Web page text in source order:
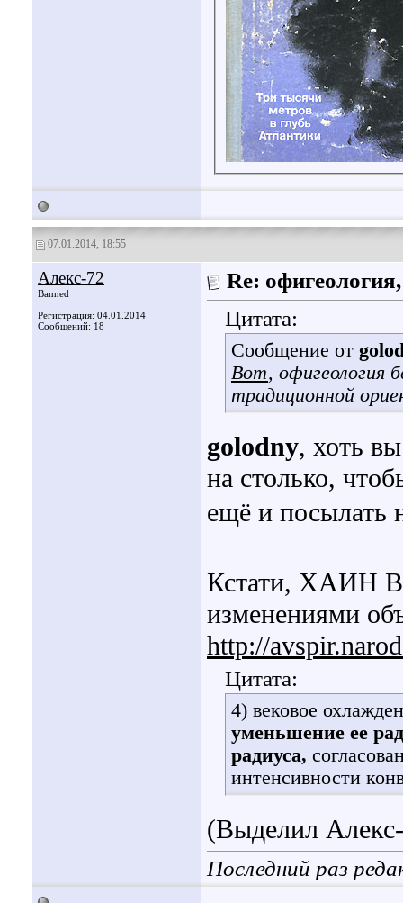
07.01.2014, 18:55
Алекс-72
Banned
Регистрация: 04.01.2014
Сообщений: 18
Re:
Цитата:
Сообщение от
Вот, офигеология
традиционной
golodny, хоть
на столько,
ещё и посылать
Кстати, ХАИН
изменениями
http://
Цитата:
4) вековое
уменьшение ее
радиуса,
интенсивности
(Выделил
Последний раз